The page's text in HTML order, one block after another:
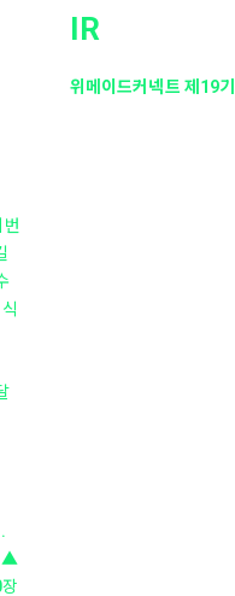
▲
IR
위메이드커넥트 제19